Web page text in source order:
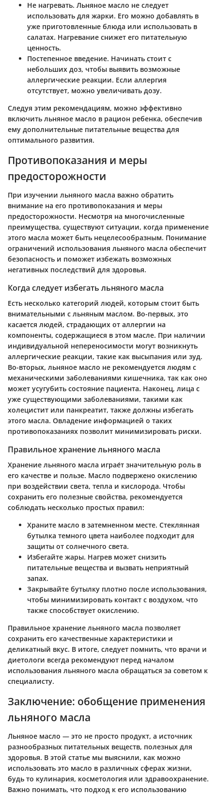
Не нагревать. Льняное масло не следует
использовать для жарки. Его можно добавлять в
уже приготовленные блюда или использовать в
салатах. Нагревание снижет его питательную
ценность.
Постепенное введение. Начинать стоит с
небольших доз, чтобы выявить возможные
аллергические реакции. Если аллергия
отсутствует, можно увеличивать дозу.
Следуя этим рекомендациям, можно эффективно
включить льняное масло в рацион ребенка, обеспечив
ему дополнительные питательные вещества для
оптимального развития.
Противопоказания и меры
предосторожности
При изучении льняного масла важно обратить
внимание на его противопоказания и меры
предосторожности. Несмотря на многочисленные
преимущества, существуют ситуации, когда применение
этого масла может быть нецелесообразным. Понимание
ограничений использования льняного масла обеспечит
безопасность и поможет избежать возможных
негативных последствий для здоровья.
Когда следует избегать льняного масла
Есть несколько категорий людей, которым стоит быть
внимательными с льняным маслом. Во-первых, это
касается людей, страдающих от аллергии на
компоненты, содержащиеся в этом масле. При наличии
индивидуальной непереносимости могут возникнуть
аллергические реакции, такие как высыпания или зуд.
Во-вторых, льняное масло не рекомендуется людям с
механическими заболеваниями кишечника, так как оно
может усугубить состояние пациента. Наконец, лица с
уже существующими заболеваниями, такими как
холецистит или панкреатит, также должны избегать
этого масла. Овладение информацией о таких
противопоказаниях позволит минимизировать риски.
Правильное хранение льняного масла
Хранение льняного масла играе́т значительную роль в
его качестве и пользе. Масло подвержено окислению
при воздействии света, тепла и кислорода. Чтобы
сохранить его полезные свойства, рекомендуется
соблюдать несколько простых правил:
Храните масло в затемненном месте. Стеклянная
бутылка темного цвета наиболее подходит для
защиты от солнечного света.
Избегайте жары. Нагрев может снизить
питательные вещества и вызвать неприятный
запах.
Закрывайте бутылку плотно после использования,
чтобы минимизировать контакт с воздухом, что
также способствует окислению.
Правильное хранение льняного масла позволяет
сохранить его качественные характеристики и
деликатный вкус. В итоге, следует помнить, что врачи и
диетологи всегда рекомендуют перед началом
использования льняного масла обращаться за советом к
специалисту.
Заключение: обобщение применения
льняного масла
Льняное масло — это не просто продукт, а источник
разнообразных питательных веществ, полезных для
здоровья. В этой статье мы выяснили, как можно
использовать это масло в различных сферах жизни,
будь то кулинария, косметология или здравоохранение.
Важно понимать, что подход к его использованию